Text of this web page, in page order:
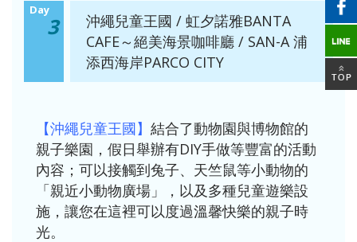
Day
3
沖繩兒童王國 / 虹夕諾雅BANTA
CAFE～絕美海景咖啡廳 / SAN-A 浦
添西海岸PARCO CITY
【沖繩兒童王國】 結合了動物園與博物館的
親子樂園，假日舉辦有DIY手做等豐富的活動
內容；可以接觸到兔子、天竺鼠等小動物的
「親近小動物廣場」，以及多種兒童遊樂設
施，讓您在這裡可以度過溫馨快樂的親子時
光。